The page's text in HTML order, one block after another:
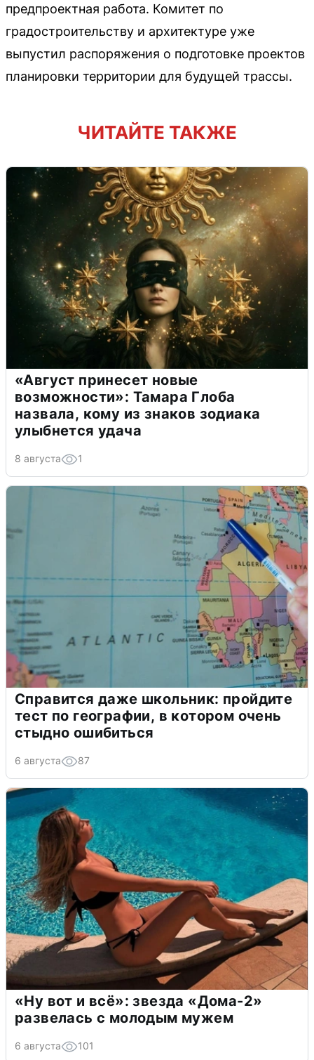
предпроектная работа. Комитет по
градостроительству и архитектуре уже
выпустил распоряжения о подготовке проектов
планировки территории для будущей трассы.
ЧИТАЙТЕ ТАКЖЕ
«Август принесет новые
возможности»: Тамара Глоба
назвала, кому из знаков зодиака
улыбнется удача
8 августа 1
Справится даже школьник: пройдите
тест по географии, в котором очень
стыдно ошибиться
6 августа 87
«Ну вот и всё»: звезда «Дома-2»
развелась с молодым мужем
6 августа 101